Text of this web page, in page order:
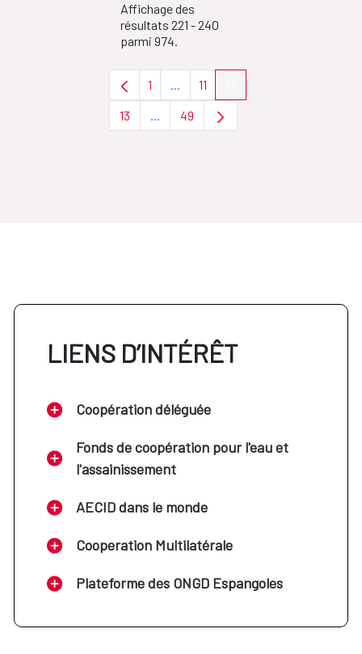
Affichage des
résultats 221 - 240
parmi 974.
Page
1 ...Pages intermédiaires Utilisez TAB
Page
11
Page
13 ...Pages intermédiaires Utilisez TAB
Page
49
LIENS D’INTÉRÊT
Coopération déléguée
Fonds de coopération pour l'eau et
l'assainissement
AECID dans le monde
Cooperation Multilatérale
Plateforme des ONGD Espangoles